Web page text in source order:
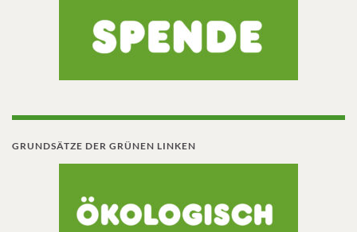
GRUNDSÄTZE DER GRÜNEN LINKEN